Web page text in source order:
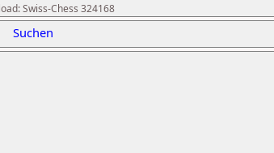
Swiss-Chess 324168
Suchen